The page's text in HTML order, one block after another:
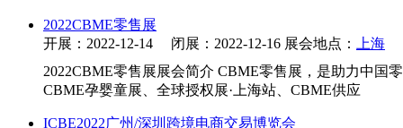
2022CBME零售展
开展：2022-12-14 闭展：2022-12-16 展会地点：
上海
2022CBME零售展展会简介 CBME零售展，是助力中国
CBME孕婴童展、全球授权展·上海站、CBME供应
ICBE2022广州/深圳跨境电商交易博览会